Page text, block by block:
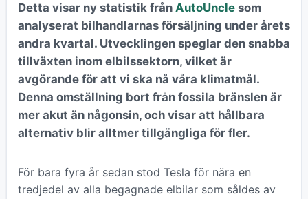
Detta visar ny statistik från AutoUnclesom
analyserat bilhandlarnas försäljning under årets
andra kvartal. Utvecklingen speglar den snabba
tillväxten inom elbilssektorn, vilket är
avgörande för att vi ska nå våra klimatmål.
Denna omställning bort från fossila bränslen är
mer akut än någonsin, och visar att hållbara
alternativ blir alltmer tillgängliga för fler.
För bara fyra år sedan stod Tesla för nära en
tredjedel av alla begagnade elbilar som såldes av